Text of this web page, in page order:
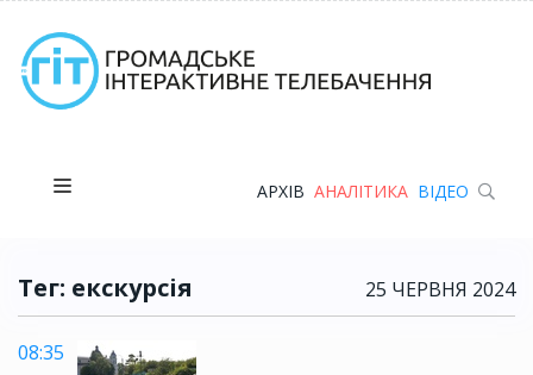
АРХІВ АНАЛІТИКА ВІДЕО
Тег: екскурсія 25 ЧЕРВНЯ 2024
08:35